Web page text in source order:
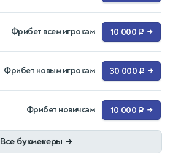
Фрибет всем игрокам 10 000 ₽ →
Фрибет новым игрокам 30 000 ₽ →
Фрибет новичкам 10 000 ₽ →
Все букмекеры →